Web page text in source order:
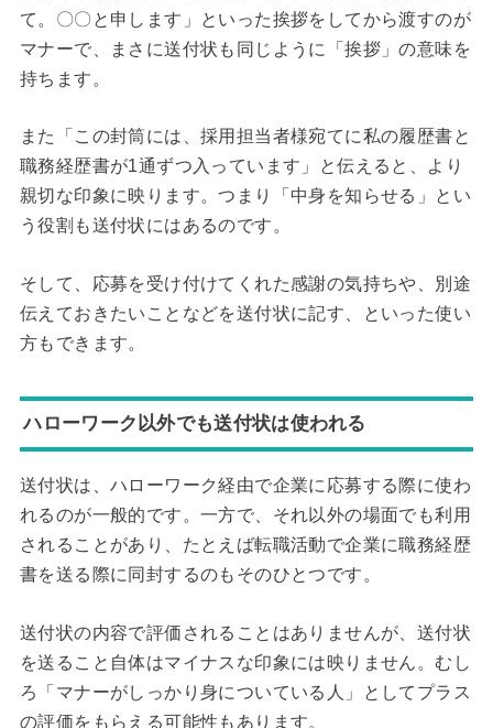
て。〇〇と申します」といった挨拶をしてから渡すのが
マナーで、まさに送付状も同じように「挨拶」の意味を
持ちます。
また「この封筒には、採用担当者様宛てに私の履歴書と
職務経歴書が1通ずつ入っています」と伝えると、より
親切な印象に映ります。つまり「中身を知らせる」とい
う役割も送付状にはあるのです。
そして、応募を受け付けてくれた感謝の気持ちや、別途
伝えておきたいことなどを送付状に記す、といった使い
方もできます。
ハローワーク以外でも送付状は使われる
送付状は、ハローワーク経由で企業に応募する際に使わ
れるのが一般的です。一方で、それ以外の場面でも利用
されることがあり、たとえば転職活動で企業に職務経歴
書を送る際に同封するのもそのひとつです。
送付状の内容で評価されることはありませんが、送付状
を送ること自体はマイナスな印象には映りません。むし
ろ「マナーがしっかり身についている人」としてプラス
の評価をもらえる可能性もあります。